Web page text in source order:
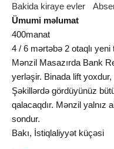
Bakida kiraye evler
Ümumi məlumat
400manat
4 / 6 mərtəbə 2 otaqlı yeni
Mənzil Masazırda Bank
yerləşir. Binada lift
Şəkillərdə gördüyünüz
qalacaqdır. Mənzil yalnız
sondur.
Bakı, İstiqlaliyyət küçəsi